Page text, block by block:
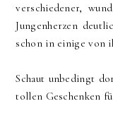
verschiedener,
Jungenherzen
schon in einige von
Schaut unbedingt
tollen Geschenken